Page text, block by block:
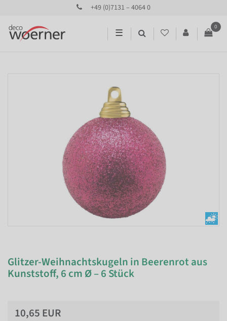
+49 (0)7131 – 4064 0
☰
0
Glitzer-Weihnachtskugeln in Beerenrot aus
Kunststoff, 6 cm Ø – 6 Stück
10,65 EUR